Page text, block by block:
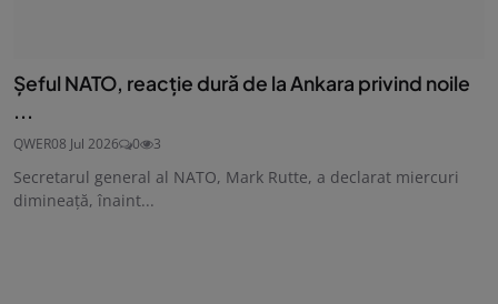
Șeful NATO, reacție dură de la Ankara privind noile
...
QWER08 Jul 2026 0 3
Secretarul general al NATO, Mark Rutte, a declarat miercuri
dimineață, înaint...